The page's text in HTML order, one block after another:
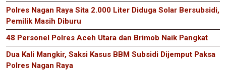
Polres Nagan Raya Sita 2.000 Liter Diduga Solar Bersubsidi,
Pemilik Masih Diburu
48 Personel Polres Aceh Utara dan Brimob Naik Pangkat
Dua Kali Mangkir, Saksi Kasus BBM Subsidi Dijemput Paksa
Polres Nagan Raya